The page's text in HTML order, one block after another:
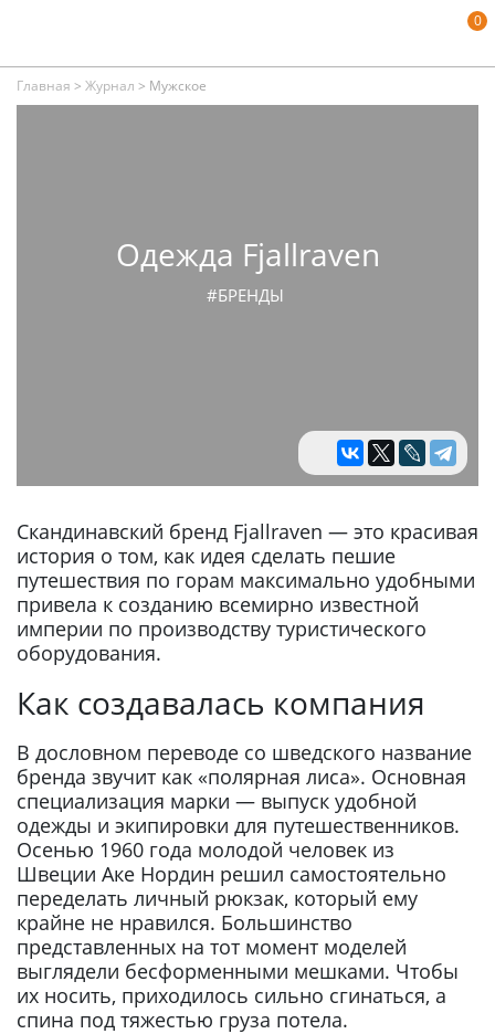
0
Главная > Журнал > Мужское
Одежда Fjallraven
#БРЕНДЫ
Скандинавский бренд Fjallraven — это красивая
история о том, как идея сделать пешие
путешествия по горам максимально удобными
привела к созданию всемирно известной
империи по производству туристического
оборудования.
Как создавалась компания
В дословном переводе со шведского название
бренда звучит как «полярная лиса». Основная
специализация марки — выпуск удобной
одежды и экипировки для путешественников.
Осенью 1960 года молодой человек из
Швеции Аке Нордин решил самостоятельно
переделать личный рюкзак, который ему
крайне не нравился. Большинство
представленных на тот момент моделей
выглядели бесформенными мешками. Чтобы
их носить, приходилось сильно сгинаться, а
спина под тяжестью груза потела.